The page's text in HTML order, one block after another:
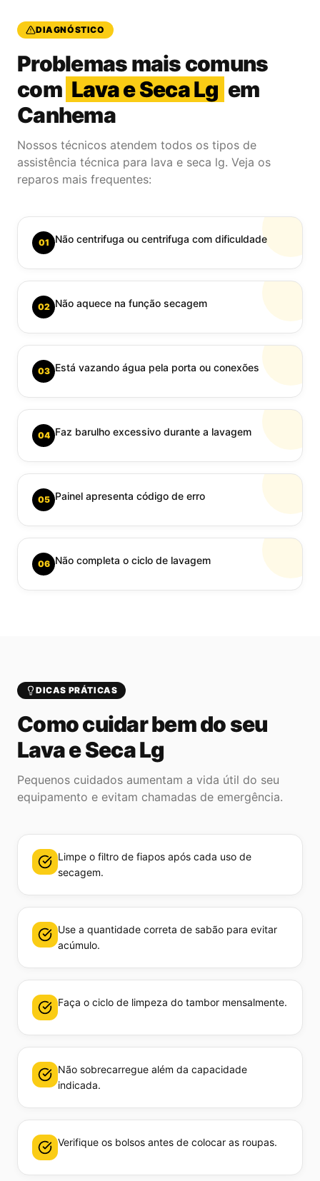
DIAGNÓSTICO
Problemas mais comuns
com Lava e Seca Lg em
Canhema
Nossos técnicos atendem todos os tipos de
assistência técnica para lava e seca lg. Veja os
reparos mais frequentes:
01 Não centrifuga ou centrifuga com dificuldade
02 Não aquece na função secagem
03 Está vazando água pela porta ou conexões
04 Faz barulho excessivo durante a lavagem
05 Painel apresenta código de erro
06 Não completa o ciclo de lavagem
DICAS PRÁTICAS
Como cuidar bem do seu
Lava e Seca Lg
Pequenos cuidados aumentam a vida útil do seu
equipamento e evitam chamadas de emergência.
Limpe o filtro de fiapos após cada uso de
secagem.
Use a quantidade correta de sabão para evitar
acúmulo.
Faça o ciclo de limpeza do tambor mensalmente.
Não sobrecarregue além da capacidade
indicada.
Verifique os bolsos antes de colocar as roupas.